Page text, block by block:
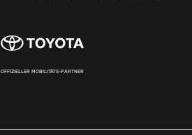
OFFIZIELLER MOBILITÄTS-PARTNER